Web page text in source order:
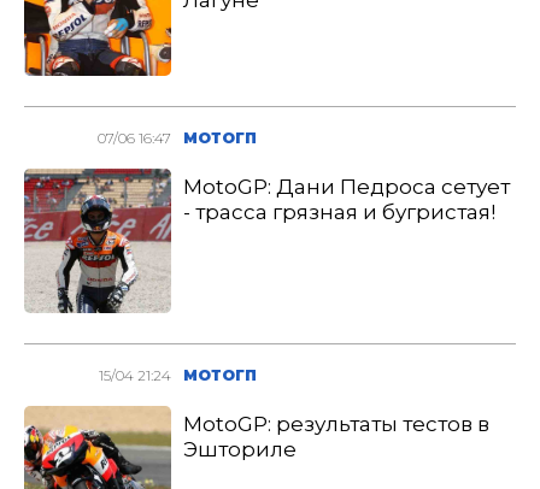
07/06 16:47 МОТОГП
MotoGP: Дани Педроса сетует
- трасса грязная и бугристая!
15/04 21:24 МОТОГП
MotoGP: результаты тестов в
Эшториле